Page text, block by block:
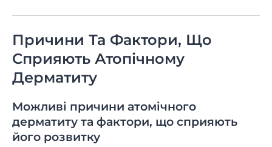
Причини Та Фактори, Що
Сприяють Атопічному
Дерматиту
Можливі причини атомічного
дерматиту та фактори, що сприяють
його розвитку